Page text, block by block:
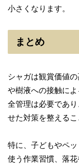
小さくなります。
まとめ
シャガは観賞価値
や樹液への接触に
全管理は必要であ
せた対策を整えるこ
特に、子どもやペ
使う作業習慣、落